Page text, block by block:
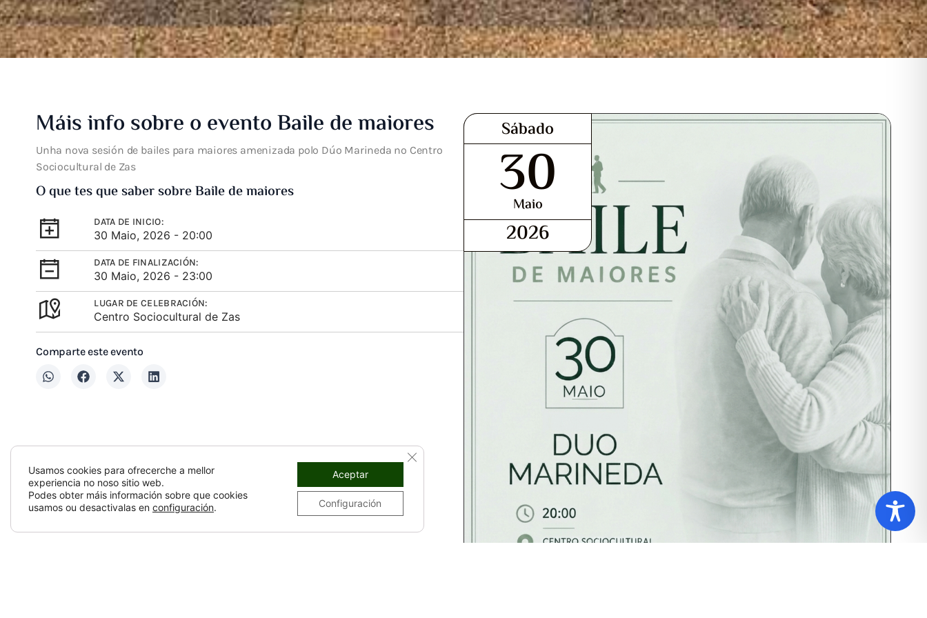
Máis info sobre o evento Baile de maiores
Unha nova sesión de bailes para maiores amenizada polo Dúo Marineda no Centro
Sociocultural de Zas
O que tes que saber sobre Baile de maiores
DATA DE INICIO:
30 Maio, 2026 - 20:00
DATA DE FINALIZACIÓN:
30 Maio, 2026 - 23:00
LUGAR DE CELEBRACIÓN:
Centro Sociocultural de Zas
Comparte este evento
Sábado
30
Maio
2026
Usamos cookies para ofrecerche a mellor
experiencia no noso sitio web.
Podes obter máis información sobre que cookies
usamos ou desactivalas en configuración.
Aceptar
Configuración
CLOSE GDPR COOKIE BANNER